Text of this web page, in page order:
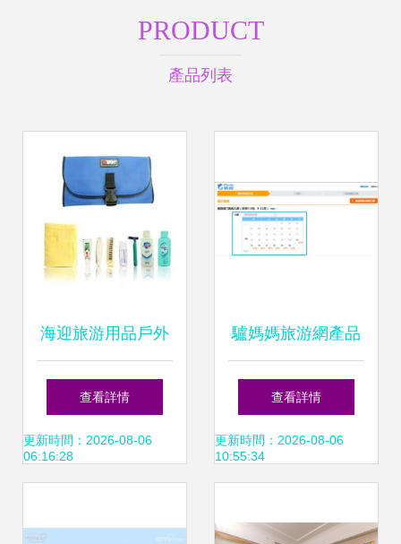
PRODUCT
產品列表
海迎旅游用品戶外
裝備 旅行包與商務
出差必備洗漱包評
查看詳情
更新時間：2026-08-06
06:16:28
驢媽媽旅游網產品
分析 門票與旅游業
務的雙輪驅動
查看詳情
更新時間：2026-08-06
10:55:34